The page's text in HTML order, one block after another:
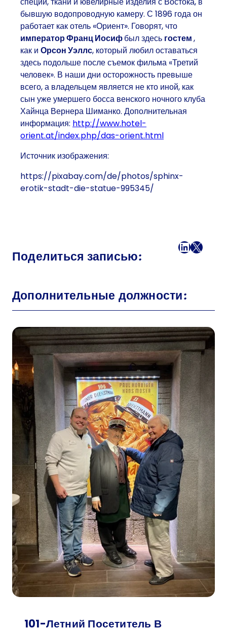
бывшую водопроводную камеру. С 1896 года он
работает как отель «Ориент». Говорят, что
император Франц Иосифбыл здесь гостем,
как и Орсон Уэллс, который любил оставаться
здесь подольше после съемок фильма «Третий
человек». В наши дни осторожность превыше
всего, а владельцем является не кто иной, как
сын уже умершего босса венского ночного клуба
Хайнца Вернера Шиманко. Дополнительная
информация: http://www.hotel-
orient.at/index.php/das-orient.html
Источник изображения:
https://pixabay.com/de/photos/sphinx-
erotik-stadt-die-statue-995345/
Поделиться записью:
Facebook
LinkedIn
X
Дополнительные должности:
101-Летний Посетитель В